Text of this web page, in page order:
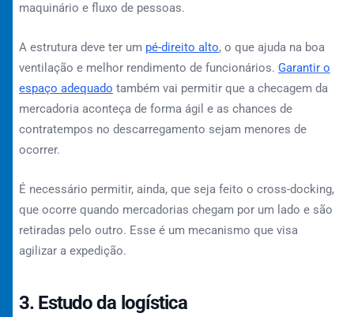
maquinário e fluxo de pessoas.
A estrutura deve ter um pé-direito alto, o que ajuda na boa
ventilação e melhor rendimento de funcionários. Garantir o
espaço adequado também vai permitir que a checagem da
mercadoria aconteça de forma ágil e as chances de
contratempos no descarregamento sejam menores de
ocorrer.
É necessário permitir, ainda, que seja feito o cross-docking,
que ocorre quando mercadorias chegam por um lado e são
retiradas pelo outro. Esse é um mecanismo que visa
agilizar a expedição.
3. Estudo da logística